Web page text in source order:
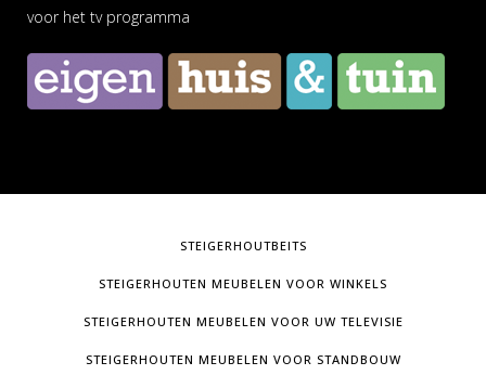
voor het tv programma
STEIGERHOUTBEITS
STEIGERHOUTEN MEUBELEN VOOR WINKELS
STEIGERHOUTEN MEUBELEN VOOR UW TELEVISIE
STEIGERHOUTEN MEUBELEN VOOR STANDBOUW